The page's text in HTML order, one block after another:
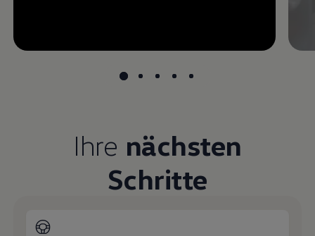
Ihre nächsten
Schritte